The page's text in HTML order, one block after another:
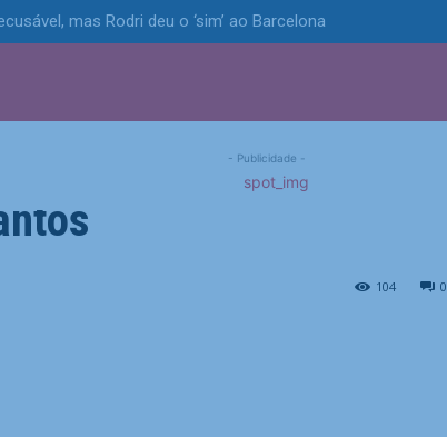
mas Rodri deu o ‘sim’ ao Barcelona
- Publicidade -
proposta de compra
0
104